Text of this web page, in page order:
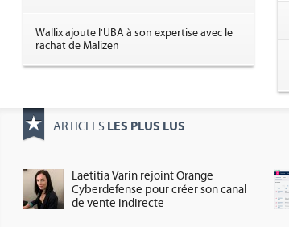
Wallix ajoute l'UBA à son expertise avec le
rachat de Malizen
ARTICLES LES PLUS LUS
Laetitia Varin rejoint Orange
Cyberdefense pour créer son canal
de vente indirecte